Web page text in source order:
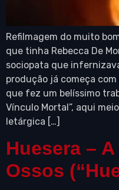
Refilmagem do muito
que tinha Rebecca De
sociopata que
produção já começa com
que fez um belíssimo
Vínculo Mortal”, aqui
letárgica […]
Huesera –
Ossos